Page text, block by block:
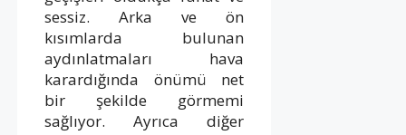
sessiz. Arka ve ön
kısımlarda bulunan
aydınlatmaları hava
karardığında önümü net
bir şekilde görmemi
sağlıyor. Ayrıca diğer